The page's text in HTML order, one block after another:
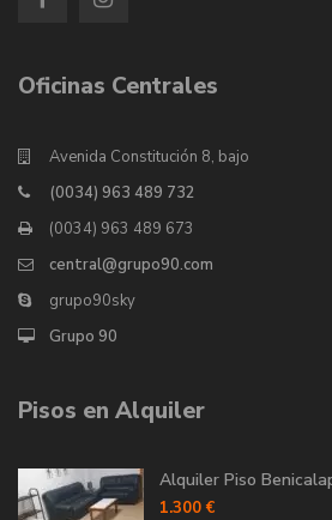
Oficinas Centrales
Avenida Constitución 8, bajo
(0034) 963 489 732
(0034) 963 489 673
central@grupo90.com
grupo90sky
Grupo 90
Pisos en Alquiler
Alquiler Piso
1.300 €